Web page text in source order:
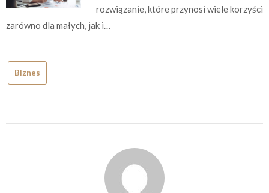
rozwiązanie, które przynosi wiele korzyści
zarówno dla małych, jak i…
Biznes